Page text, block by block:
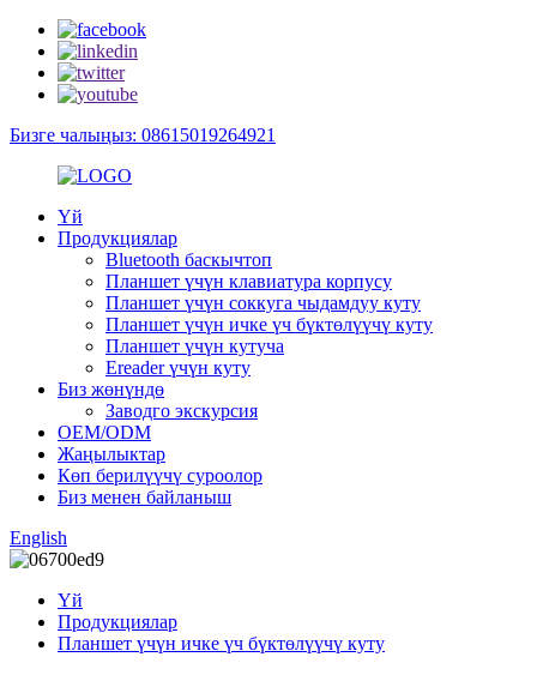
Бизге чалыңыз: 08615019264921
Үй
Продукциялар
Bluetooth баскычтоп
Планшет үчүн клавиатура корпусу
Планшет үчүн соккуга чыдамдуу куту
Планшет үчүн ичке үч бүктөлүүчү куту
Планшет үчүн кутуча
Ereader үчүн куту
Биз жөнүндө
Заводго экскурсия
OEM/ODM
Жаңылыктар
Көп берилүүчү суроолор
Биз менен байланыш
English
Үй
Продукциялар
Планшет үчүн ичке үч бүктөлүүчү куту